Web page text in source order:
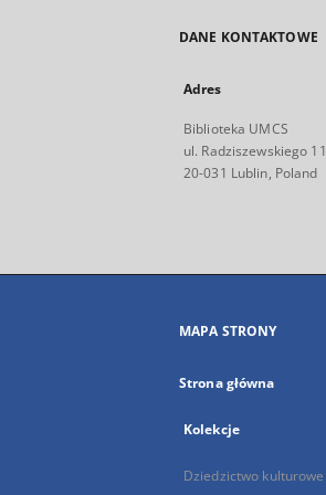
DANE KONTAKTOWE
Adres
Biblioteka UMCS
ul. Radziszewskiego 11
20-031 Lublin, Poland
MAPA STRONY
Strona główna
Kolekcje
Dziedzictwo kulturowe